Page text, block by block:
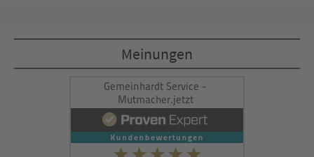
powered byUsercentrics Consent
Management Platform&eRecht24
Meinungen